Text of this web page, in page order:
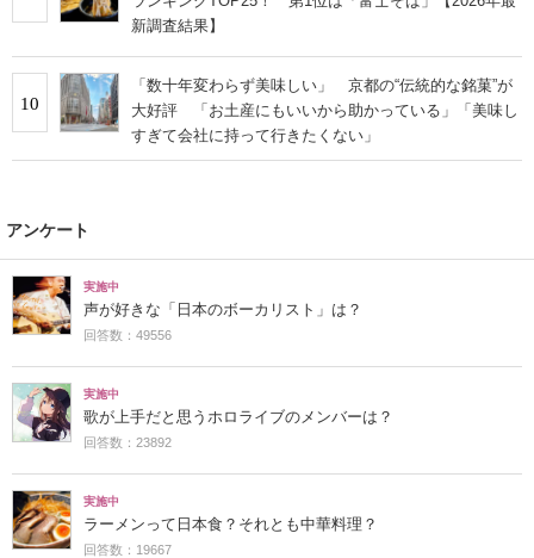
新調査結果】
10
「数十年変わらず美味しい」 京都の“伝統的な銘菓”が
大好評 「お土産にもいいから助かっている」「美味し
すぎて会社に持って行きたくない」
アンケート
実施中
声が好きな「日本のボーカリスト」は？
回答数：49556
実施中
歌が上手だと思うホロライブのメンバーは？
回答数：23892
実施中
ラーメンって日本食？それとも中華料理？
回答数：19667